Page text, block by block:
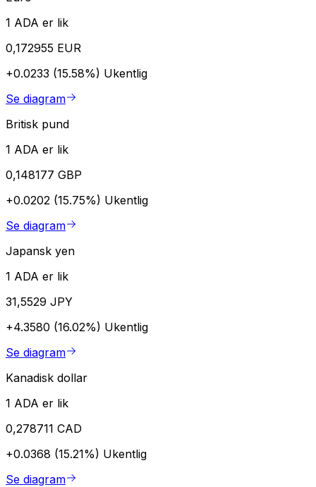
1 ADA er lik
0,172955 EUR
+0.0233 (15.58%) Ukentlig
Se diagram
Britisk pund
1 ADA er lik
0,148177 GBP
+0.0202 (15.75%) Ukentlig
Se diagram
Japansk yen
1 ADA er lik
31,5529 JPY
+4.3580 (16.02%) Ukentlig
Se diagram
Kanadisk dollar
1 ADA er lik
0,278711 CAD
+0.0368 (15.21%) Ukentlig
Se diagram